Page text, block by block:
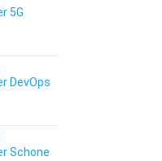
5G
DevOps
Schone